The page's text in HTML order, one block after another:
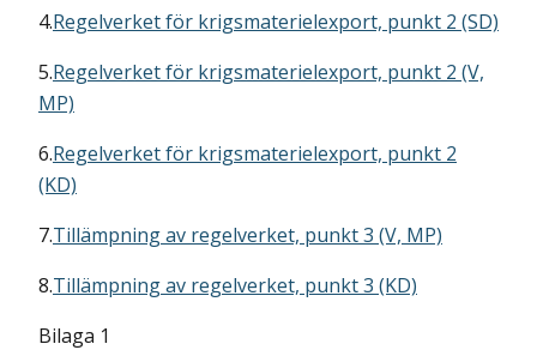
4.Regelverket för krigsmaterielexport, punkt 2 (SD)
5.Regelverket för krigsmaterielexport, punkt 2 (V,
MP)
6.Regelverket för krigsmaterielexport, punkt 2
(KD)
7.Tillämpning av regelverket, punkt 3 (V, MP)
8.Tillämpning av regelverket, punkt 3 (KD)
Bilaga 1